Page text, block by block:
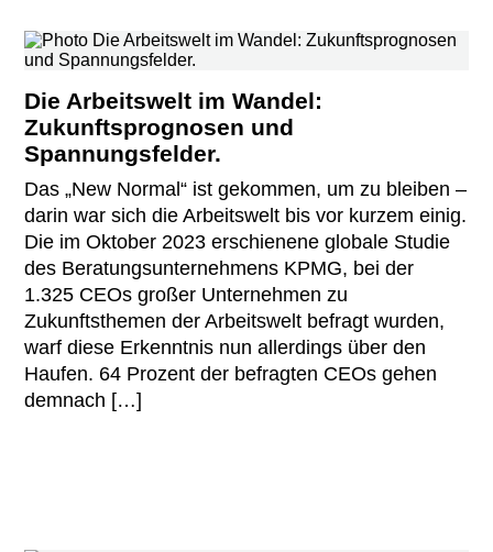
Die Arbeitswelt im Wandel:
Zukunftsprognosen und
Spannungsfelder.
Das „New Normal“ ist gekommen, um zu bleiben –
darin war sich die Arbeitswelt bis vor kurzem einig.
Die im Oktober 2023 erschienene globale Studie
des Beratungsunternehmens KPMG, bei der
1.325 CEOs großer Unternehmen zu
Zukunftsthemen der Arbeitswelt befragt wurden,
warf diese Erkenntnis nun allerdings über den
Haufen. 64 Prozent der befragten CEOs gehen
demnach […]